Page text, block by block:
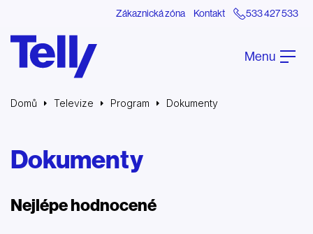
Zákaznická zóna Kontakt 533 427 533
Menu
Domů Televize Program Dokumenty
Dokumenty
Nejlépe hodnocené